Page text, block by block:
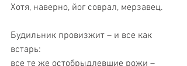
Хотя, наверно, йог соврал, мерзавец.
Будильник провизжит – и все как
встарь:
все те же остобрыдлевшие рожи –